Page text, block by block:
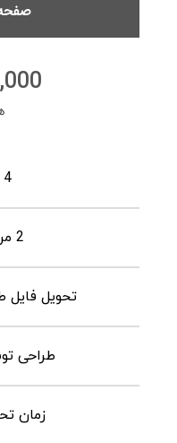
4 اتود اولیه
2 مرتبه ویرایش
تحویل فایل
طراحی
زمان تحویل: